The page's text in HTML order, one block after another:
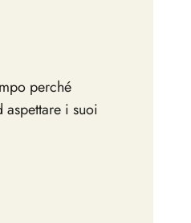
perché
aspettare i suoi